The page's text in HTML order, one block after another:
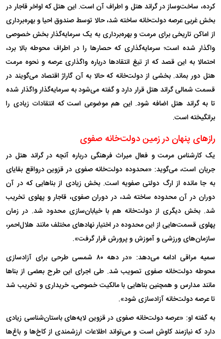
کرده، ساخت‌وساز در گراند هتل و اطراف آن است. این هتل که اواخر قاجار در
بخش غربی عرصه دولت‌خانه ساخته شد، حالا توسط صندوق احیا و بهره‌برداری
از اماکن تاریخی برای مرمت و بهره‌برداری به یک سرمایه‌گذار بخش خصوصی
واگذار شده است؛ سرمایه‌گذاری که حصار‌ها را در اطراف محوطه بالا برد،
احتمالا به این قصد که از تیغ انتقاد‌ها درباره واگذاری عرصه و نحوه مرمت
هتل دور بماند. بخشی از دولت‌خانه که حالا به آن گاراژ اقتصاد می‌گویند در
قسمت شمالی گراند هتل قرار دارد و گفته می‌شود به سرمایه‌گذار واگذار شده
تا به گراند هتل اضافه شود. این هم موضوعی است که انتقادات زیادی را
برانگیخته است.
راز‌های پنهان در زمین دولت‌خانه صفوی
یک کارشناس مرمت و فعال میراث فرهنگی درباره آنچه در گراند هتل در
جریان است، می‌گوید: «محدوده دولت‌خانه صفوی در قزوین درواقع بقایای
به جا مانده از ارگ دولتی صفویه است. بخش زیادی از بنا‌هایی که در آن
دوران در آن محدوده ساخته شد، در دوران صفوی، قاجار و پهلوی تخریب
شد. بخش دیگری از دولت‌خانه هم با خیابان‌سازی محدود شد. در زمان
پهلوی قسمت‌هایی از این محدوده در اختیار نهاد‌های مختلف مانند هلال‌احمر،
سازمان‌های ورزشی و آموزش و پرورش قرار گرفت».
سمیه مراقی ادامه می‌دهد: «در دهه ۸۰ شمسی طرحی برای آزادسازی
محوطه دولت‌خانه صفوی تصویب شد. طی اجرای این طرح بعضی از بنا‌ها
مانند مدارس و همچنین بنا‌هایی با مالکیت خصوصی، خریداری و تخریب شد
تا عرصه دولت‌خانه آزادسازی شود».
به گفته او: «عرصه دولت‌خانه صفوی در قزوین لایه‌های باستان‌شناسی زیادی
دارد که نیازمند کاوش است و می‌تواند اطلاعات ارزشمندی از کاخ‌ها و باغ‌ها